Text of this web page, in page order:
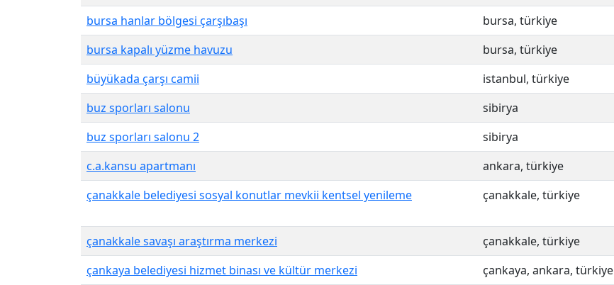
bursa hanlar bölgesi çarşıbaşı
bursa, türkiye
bursa kapalı yüzme havuzu
bursa, türkiye
büyükada çarşı camii
istanbul, türkiye
buz sporları salonu
sibirya
buz sporları salonu 2
sibirya
c.a.kansu apartmanı
ankara, türkiye
çanakkale belediyesi sosyal konutlar mevkii kentsel yenileme
çanakkale, türkiye
çanakkale savaşı araştırma merkezi
çanakkale, türkiye
çankaya belediyesi hizmet binası ve kültür merkezi
çankaya, ankara, türkiye